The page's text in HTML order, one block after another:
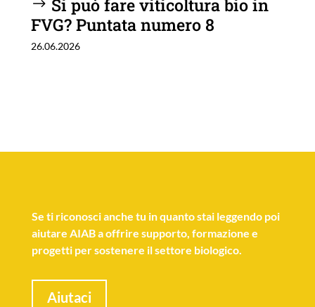
Si può fare viticoltura bio in
FVG? Puntata numero 8
26.06.2026
Se ti riconosci anche tu in quanto stai leggendo poi
aiutare AIAB a offrire supporto, formazione e
progetti per sostenere il settore biologico.
Aiutaci